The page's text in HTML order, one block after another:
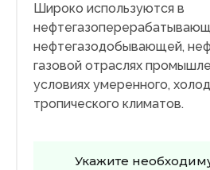
Широко используются в
нефтегазодобывающей,
газовой отраслях
условиях умеренного,
тропического климатов.
Укажите